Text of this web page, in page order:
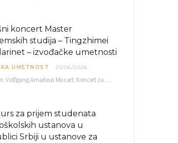
koncert Master
studija – Tingzhimei
– izvođačke umetnosti
UMETNOST 25/06/2026
Program: Volfgang Amadeus Mocart: Koncert za klarinet i orkestar, A-dur Mentor Miloš Mijatović, redovni profesor…
za prijem studenata
ustanova u
Srbiji u ustanove za